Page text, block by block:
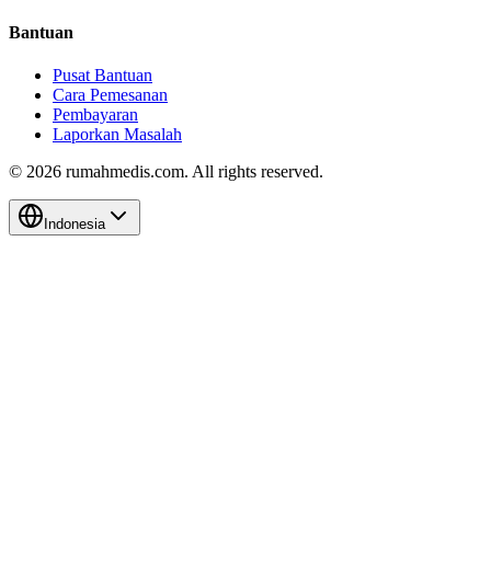
Bantuan
Pusat Bantuan
Cara Pemesanan
Pembayaran
Laporkan Masalah
© 2026 rumahmedis.com. All rights reserved.
Indonesia